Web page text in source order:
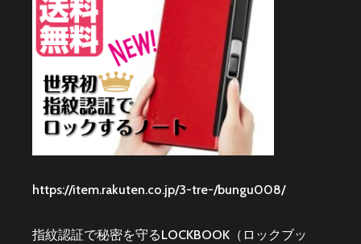
https://item.rakuten.co.jp/3-tre-/bungu008/
指紋認証で秘密を守るLOCKBOOK（ロックブッ